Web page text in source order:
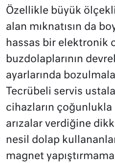
Özellikle büyük
alan mıknatısın da
hassas bir elektronik
buzdolaplarının
ayarlarında
Tecrübeli servis
cihazların çoğunlukla
arızalar verdiğine
nesil dolap
magnet